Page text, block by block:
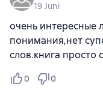
19 Juni
очень интересные
понимания,нет
слов.книга просто
0 0